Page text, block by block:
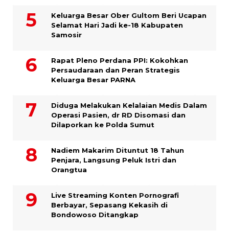
Keluarga Besar Ober Gultom Beri Ucapan
Selamat Hari Jadi ke-18 Kabupaten
Samosir
Rapat Pleno Perdana PPI: Kokohkan
Persaudaraan dan Peran Strategis
Keluarga Besar PARNA
Diduga Melakukan Kelalaian Medis Dalam
Operasi Pasien, dr RD Disomasi dan
Dilaporkan ke Polda Sumut
​Nadiem Makarim Dituntut 18 Tahun
Penjara, Langsung Peluk Istri dan
Orangtua
Live Streaming Konten Pornografi
Berbayar, Sepasang Kekasih di
Bondowoso Ditangkap